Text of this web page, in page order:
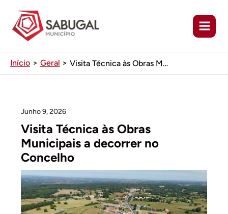
conteúdo
Início Geral Visita Técnica às Obras Municipais a decorrer no Concelho
Junho 9, 2026
Visita Técnica às Obras
Municipais a decorrer no
Concelho